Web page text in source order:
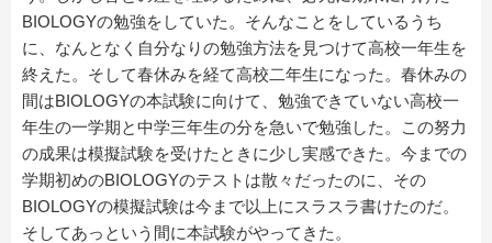
BIOLOGYの勉強をしていた。そんなことをしているうち
に、なんとなく自分なりの勉強方法を見つけて高校一年生を
終えた。そして春休みを経て高校二年生になった。春休みの
間はBIOLOGYの本試験に向けて、勉強できていない高校一
年生の一学期と中学三年生の分を急いで勉強した。この努力
の成果は模擬試験を受けたときに少し実感できた。今までの
学期初めのBIOLOGYのテストは散々だったのに、その
BIOLOGYの模擬試験は今まで以上にスラスラ書けたのだ。
そしてあっという間に本試験がやってきた。